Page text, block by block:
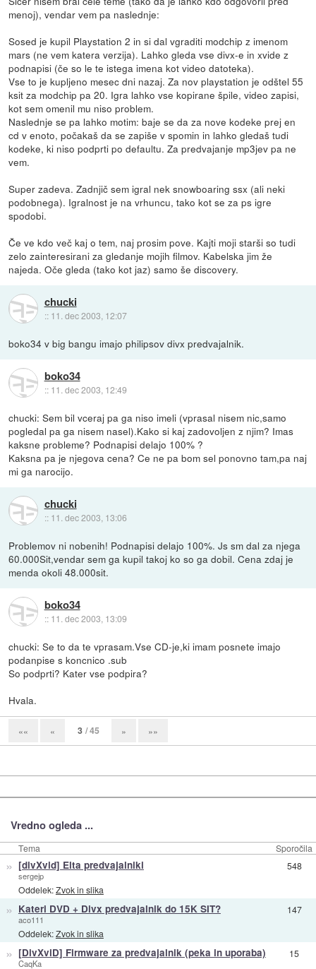
menoj), vendar vem pa naslednje:
Sosed je kupil Playstation 2 in si dal vgraditi modchip z imenom
mars (ne vem katera verzija). Lahko gleda vse divx-e in xvide z
podnapisi (če so le te istega imena kot video datoteka).
Vse to je kupljeno mesec dni nazaj. Za nov playstation je odštel 55
ksit za modchip pa 20. Igra lahko vse kopirane špile, video zapisi,
kot sem omenil mu niso problem.
Naslednje se pa lahko motim: baje se da za nove kodeke prej en
cd v enoto, počakaš da se zapiše v spomin in lahko gledaš tudi
kodeke, ki niso podprti po defaultu. Za predvajanje mp3jev pa ne
vem.
Super zadeva. Zadnjič sem igral nek snowboaring ssx (ali neki
podobnega). Igralnost je na vrhuncu, tako kot se za ps igre
spodobi.
Če ve kdo več kaj o tem, naj prosim pove. Kajti moji starši so tudi
zelo zainteresirani za gledanje mojih filmov. Kabelska jim že
najeda. Oče gleda (tako kot jaz) samo še discovery.
chucki
:: 11. dec 2003, 12:07
boko34 v big bangu imajo philipsov divx predvajalnik.
boko34
:: 11. dec 2003, 12:49
chucki: Sem bil vceraj pa ga niso imeli (vprasal nisem nic,samo
pogledal pa ga nisem nasel).Kako si kaj zadovoljen z njim? Imas
kaksne probleme? Podnapisi delajo 100% ?
Kaksna pa je njegova cena? Ce ne pa bom sel ponovno tam,pa naj
mi ga narocijo.
chucki
:: 11. dec 2003, 13:06
Problemov ni nobenih! Podnapisi delajo 100%. Js sm dal za njega
60.000Sit,vendar sem ga kupil takoj ko so ga dobil. Cena zdaj je
menda okoli 48.000sit.
boko34
:: 11. dec 2003, 13:09
chucki: Se to da te vprasam.Vse CD-je,ki imam posnete imajo
podanpise s koncnico .sub
So podprti? Kater vse podpira?
Hvala.
«« « 3 / 45 » »»
Vredno ogleda ...
Tema Sporočila
» [divXvid] Elta predvajalniki
sergejp
Oddelek:Zvok in slika
548
» Kateri DVD + Divx predvajalnik do 15K SIT?
aco111
Oddelek:Zvok in slika
147
» [DivXviD] Firmware za predvajalnik (peka in uporaba)
CaqKa
15